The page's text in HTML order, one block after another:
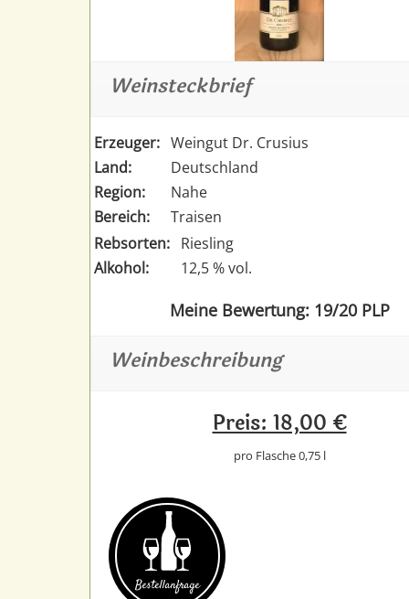
Weinsteckbrief
Erzeuger: Weingut Dr. Crusius
Land:
Deutschland
Region:
Nahe
Bereich:
Traisen
Rebsorten: Riesling
Alkohol:
12,5 % vol.
Meine Bewertung: 19/20 PLP
Weinbeschreibung
Preis: 18,00 €
pro Flasche 0,75 l
Bestell­anfrage